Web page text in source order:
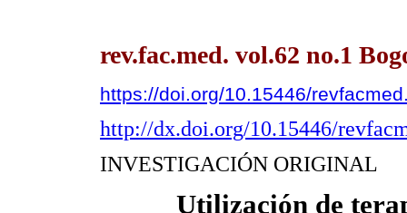
rev.fac.med. vol.62 no.1
https://doi.org/10.15446/
http://dx.doi.org/10.15446/
INVESTIGACIÓN ORIGINAL
Utilización de